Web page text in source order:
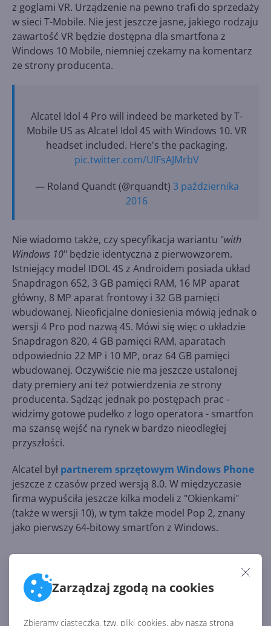
Zarządzaj zgodą na cookies
Zbieramy ciasteczka, tzw. pliki cookies, aby nasza strona
z goglami VR. Urządzenie na pewno trafi do sprzedaży
w sieci T-Mobile. Nie jest jeszcze jasne, jakiego rodzaju
zawartość VR będzie dostępna dla smartfona z
Windows 10 Mobile, niemniej czekamy na komentarz
ze strony producenta.
Alcatel Idol 4 Pro will indeed be marketed by T-
Mobile US as Alcatel Idol 4S with Windows 10. VR
headset included. Here's the packaging.
pic.twitter.com/UlFsAJMrbV
— Roland Quandt (@rquandt) 3 października
2016
Nie wiadomo także, czy specyfikacja wariantu "with
Windows 10" będzie identyczna z pierwowzorem.
Istniejący model IDOL 4S z Androidem posiada układ
Snapdragon 652, 3 GB pamięci RAM, 16 MP aparat
główny, 8 MP aparat frontowy i 32 GB pamięci
wbudowanej. Nieoficjalne doniesienia mówią jednak o
wersji 4 Pro pod nazwą 4S. Mówi się więc o układzie
Snapdragon 820, 4 GB pamięci RAM, aparatach
odpowiednio 22 MP i 10 MP, oraz 64 GB pamięci
wbudowanej. Oczywiście nie ma jeszcze ustalonej
daty premiery ani też potwierdzenia ze strony
producenta. Sądząc jednak po postępach prac -
widzimy gotowe pudełko z logo operatora - smartfon
ma szansę wejść na rynek w bardzo nieodległej
przyszłości.
Alcatel był partnerem sprzętowym Windows Phone
jeszcze z czasów przed wersją 8.0. W międzyczasie
firma wypuściła jeszcze kilka modeli z "Okienkami"
(także w wersji 10), w tym także model Pop 2, znany
jako pierwszy 64-bitowy smartfon z Windows.
Źródło:
https://www.neowin.net/news/alcatel-idol-4s-with-
windows-10-leaks-includes-a-vr-headset